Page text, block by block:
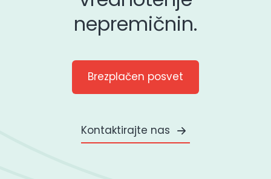
nepremičnin.
Brezplačen posvet
Kontaktirajte nas